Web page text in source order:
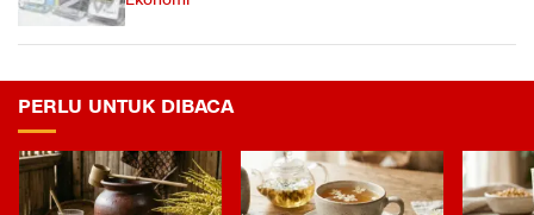
PERLU UNTUK DIBACA